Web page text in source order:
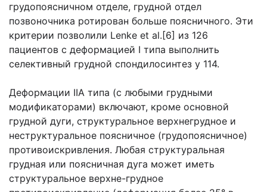
грудопоясничном отделе, грудной отдел
позвоночника ротирован больше поясничного. Эти
критерии позволили Lenke et al.[6] из 126
пациентов с деформацией I типа выполнить
селективный грудной спондилосинтез у 114.
Деформации IIA типа (с любыми грудными
модификаторами) включают, кроме основной
грудной дуги, структуральное верхнегрудное и
неструктуральное поясничное (грудопоясничное)
противоискривления. Любая структуральная
грудная или поясничная дуга может иметь
структуральное верхне-грудное